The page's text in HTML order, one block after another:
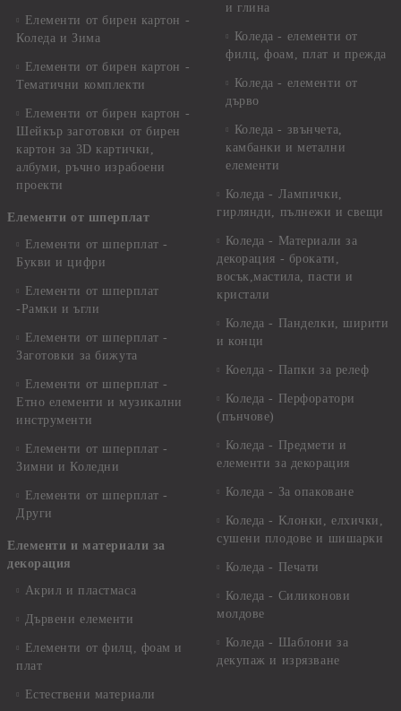
Елементи от бирен картон -
Коледа и Зима
Елементи от бирен картон -
Тематични комплекти
Елементи от бирен картон -
Шейкър заготовки от бирен
картон за 3D картички,
албуми, ръчно израбоени
проекти
Елементи от шперплат
Елементи от шперплат -
Букви и цифри
Елементи от шперплат
-Рамки и ъгли
Елементи от шперплат -
Заготовки за бижута
Елементи от шперплат -
Етно елементи и музикални
инструменти
Елементи от шперплат -
Зимни и Коледни
Елементи от шперплат -
Други
Елементи и материали за
декорация
Акрил и пластмаса
Дървени елементи
Елементи от филц, фоам и
плат
Естествени материали
и глина
Коледа - елементи от
филц, фоам, плат и прежда
Коледа - елементи от
дърво
Коледа - звънчета,
камбанки и метални
елементи
Коледа - Лампички,
гирлянди, пълнежи и свещи
Коледа - Материали за
декорация - брокати,
восък,мастила, пасти и
кристали
Коледа - Панделки, ширити
и конци
Коелда - Папки за релеф
Коледа - Перфоратори
(пънчове)
Коледа - Предмети и
елементи за декорация
Коледа - За опаковане
Коледа - Kлонки, елхички,
сушени плодове и шишарки
Коледа - Печати
Коледа - Силиконови
молдове
Коледа - Шаблони за
декупаж и изрязване